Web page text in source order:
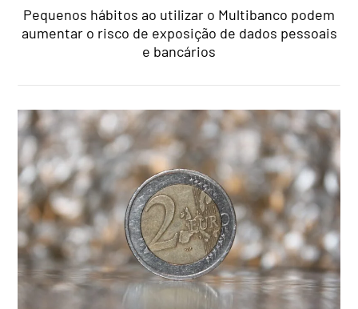
Pequenos hábitos ao utilizar o Multibanco podem
aumentar o risco de exposição de dados pessoais
e bancários